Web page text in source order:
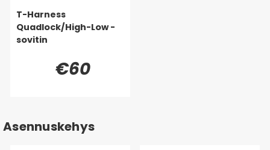
T-Harness
Quadlock/High-Low -
sovitin
€60
Asennuskehys